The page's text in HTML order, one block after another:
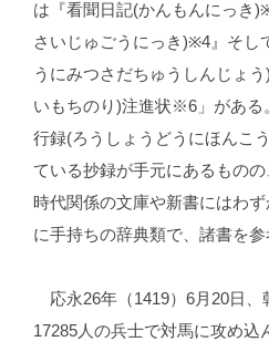
は『看聞日記(かんもんにっき
さいじゅごうにっき)※4』そし
うにみつさだちゅうしんじょ
いもちのり)注進状※6」がある
行録(ろうしょうどうにほんこ
ている抄録が手元にあるもの
時代関係の文庫や新書にはわ
に手持ちの辞典類で、諸書を参
応永26年（1419）6月20日、
17285人の兵士で対馬に攻め込